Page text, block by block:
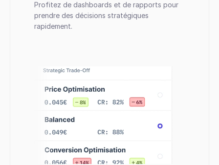
Profitez de dashboards et de rapports pour
prendre des décisions stratégiques
rapidement.